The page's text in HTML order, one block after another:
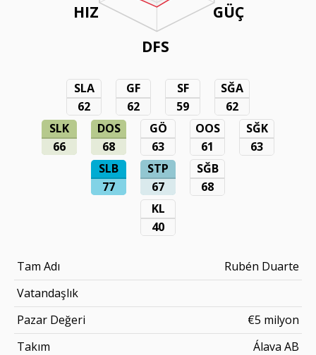
GÜÇ
DFS
HIZ
SLA
62
GF
62
SF
59
SĞA
62
SLK
66
DOS
68
GÖ
63
OOS
61
SĞK
63
SLB
77
STP
67
SĞB
68
KL
40
Tam Adı
Rubén Duarte
Vatandaşlık
Pazar Değeri
€5 milyon
Takım
Álava AB